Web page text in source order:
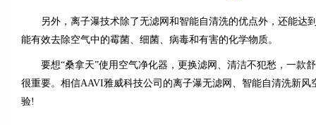
另外，离子瀑技术除了无滤网和智能自清洗的优点外，还能达
能有效去除空气中的霉菌、细菌、病毒和有害的化学物质。
要想“桑拿天”使用空气净化器，更换滤网、清洁不犯愁，一款
很重要。相信AAVI雅威科技公司的离子瀑无滤网、智能自清洗新风
验!